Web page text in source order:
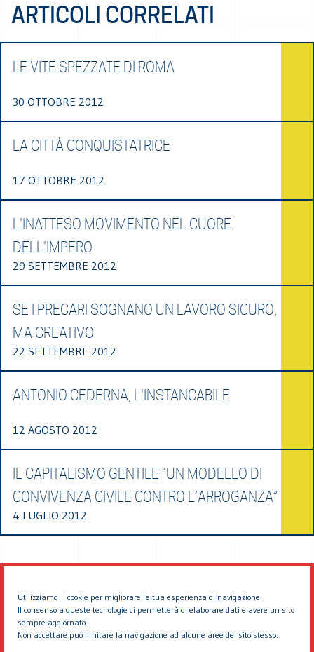
Utilizziamo i cookie per migliorare la tua esperienza di navigazione.
Il consenso a queste tecnologie ci permetterà di elaborare dati e avere un sito
sempre aggiornato.
Non accettare può limitare la navigazione ad alcune aree del sito stesso.
ARTICOLI CORRELATI
LE VITE SPEZZATE DI ROMA
30 OTTOBRE 2012
LA CITTÀ CONQUISTATRICE
17 OTTOBRE 2012
L'INATTESO MOVIMENTO NEL CUORE
DELL'IMPERO
29 SETTEMBRE 2012
SE I PRECARI SOGNANO UN LAVORO SICURO,
MA CREATIVO
22 SETTEMBRE 2012
ANTONIO CEDERNA, L'INSTANCABILE
12 AGOSTO 2012
IL CAPITALISMO GENTILE “UN MODELLO DI
CONVIVENZA CIVILE CONTRO L’ARROGANZA”
4 LUGLIO 2012